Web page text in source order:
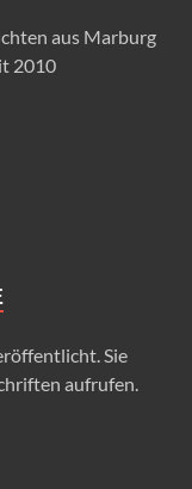
aus Marburg
2010
Sie
aufrufen.